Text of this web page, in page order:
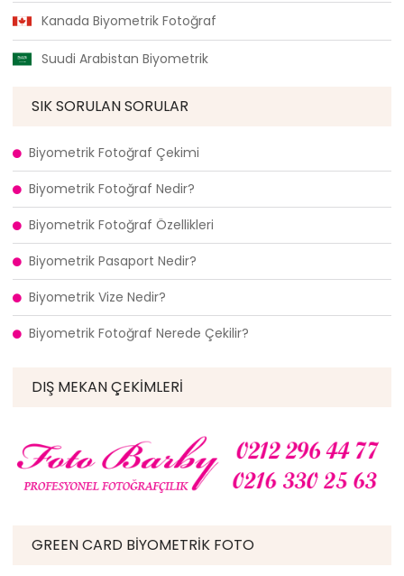
Kanada Biyometrik Fotoğraf
Suudi Arabistan Biyometrik
SIK SORULAN SORULAR
Biyometrik Fotoğraf Çekimi
Biyometrik Fotoğraf Nedir?
Biyometrik Fotoğraf Özellikleri
Biyometrik Pasaport Nedir?
Biyometrik Vize Nedir?
Biyometrik Fotoğraf Nerede Çekilir?
DIŞ MEKAN ÇEKIMLERI
GREEN CARD BIYOMETRIK FOTO